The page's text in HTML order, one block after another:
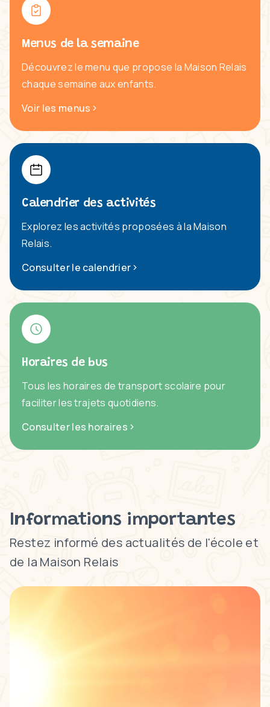
Menus de la semaine
Découvrez le menu que propose la Maison Relais
chaque semaine aux enfants.
Voir les menus
Calendrier des activités
Explorez les activités proposées à la Maison
Relais.
Consulter le calendrier
Horaires de bus
Tous les horaires de transport scolaire pour
faciliter les trajets quotidiens.
Consulter les horaires
Informations importantes
Restez informé des actualités de l'école et
de la Maison Relais